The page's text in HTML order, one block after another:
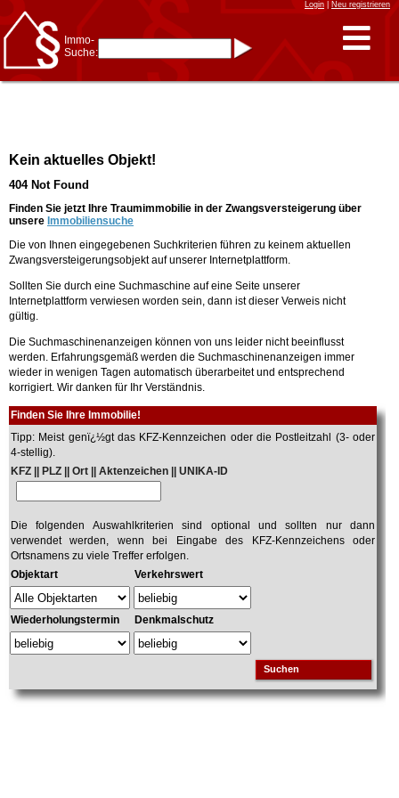
Login| Neu registrieren
Immo-
Suche:
* Suche verfeinern durch
Kombinieren
Frankfurt/Oder
am Main
Immobiliensuche
nach Kreis
nach Amtsgericht
Kein aktuelles Objekt!
404 Not Found
Finden Sie jetzt Ihre Traumimmobilie in der Zwangsversteigerung über
unsere Immobiliensuche
Die von Ihnen eingegebenen Suchkriterien führen zu keinem aktuellen
Zwangsversteigerungsobjekt auf unserer Internetplattform.
Sollten Sie durch eine Suchmaschine auf eine Seite unserer
Internetplattform verwiesen worden sein, dann ist dieser Verweis nicht
gültig.
Die Suchmaschinenanzeigen können von uns leider nicht beeinflusst
werden. Erfahrungsgemäß werden die Suchmaschinenanzeigen immer
wieder in wenigen Tagen automatisch überarbeitet und entsprechend
korrigiert. Wir danken für Ihr Verständnis.
Finden Sie Ihre Immobilie!
Tipp: Meist genï¿½gt das KFZ-Kennzeichen oder die Postleitzahl (3- oder
4-stellig).
KFZ || PLZ || Ort || Aktenzeichen || UNIKA-ID
Die folgenden Auswahlkriterien sind optional und sollten nur dann
verwendet werden, wenn bei Eingabe des KFZ-Kennzeichens oder
Ortsnamens zu viele Treffer erfolgen.
Objektart
Verkehrswert
Wiederholungstermin Denkmalschutz
Suchen